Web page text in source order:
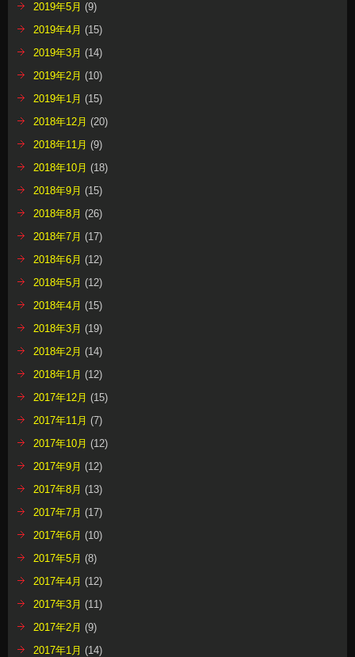
2019年5月 (9)
2019年4月 (15)
2019年3月 (14)
2019年2月 (10)
2019年1月 (15)
2018年12月 (20)
2018年11月 (9)
2018年10月 (18)
2018年9月 (15)
2018年8月 (26)
2018年7月 (17)
2018年6月 (12)
2018年5月 (12)
2018年4月 (15)
2018年3月 (19)
2018年2月 (14)
2018年1月 (12)
2017年12月 (15)
2017年11月 (7)
2017年10月 (12)
2017年9月 (12)
2017年8月 (13)
2017年7月 (17)
2017年6月 (10)
2017年5月 (8)
2017年4月 (12)
2017年3月 (11)
2017年2月 (9)
2017年1月 (14)